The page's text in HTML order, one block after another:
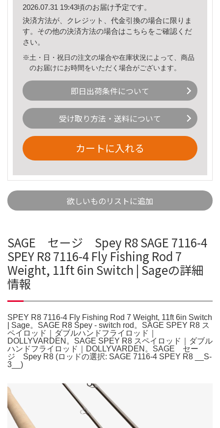
2026.07.31 19:43頃のお届け予定です。
決済方法が、クレジット、代金引換の場合に限りま
す。その他の決済方法の場合はこちら をご確認くだ
さい。
※土・日・祝日の注文の場合や在庫状況によって、商品
のお届けにお時間をいただく場合がございます。
即日出荷条件について
受け取り方法・送料について
カートに入れる
欲しいものリストに追加
SAGE セージ Spey R8 SAGE 7116-4
SPEY R8 7116-4 Fly Fishing Rod 7
Weight, 11ft 6in Switch | Sageの詳細
情報
SPEY R8 7116-4 Fly Fishing Rod 7 Weight, 11ft 6in Switch
| Sage。SAGE R8 Spey - switch rod。SAGE SPEY R8 ス
ペイロッド｜ダブルハンドフライロッド｜
DOLLYVARDEN。SAGE SPEY R8 スペイロッド｜ダブル
ハンドフライロッド｜DOLLYVARDEN。SAGE セー
ジ Spey R8 (ロッドの選択: SAGE 7116-4 SPEY R8 __S-
3__)